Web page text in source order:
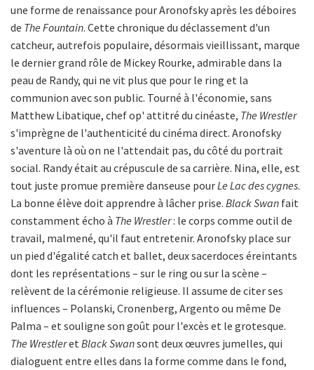
une forme de renaissance pour Aronofsky après les déboires
de The Fountain. Cette chronique du déclassement d'un
catcheur, autrefois populaire, désormais vieillissant, marque
le dernier grand rôle de Mickey Rourke, admirable dans la
peau de Randy, qui ne vit plus que pour le ring et la
communion avec son public. Tourné à l'économie, sans
Matthew Libatique, chef op' attitré du cinéaste, The Wrestler
s'imprègne de l'authenticité du cinéma direct. Aronofsky
s'aventure là où on ne l'attendait pas, du côté du portrait
social. Randy était au crépuscule de sa carrière. Nina, elle, est
tout juste promue première danseuse pourLe Lac des cygnes.
La bonne élève doit apprendre à lâcher prise. Black Swan fait
constamment écho à The Wrestler: le corps comme outil de
travail, malmené, qu'il faut entretenir. Aronofsky place sur
un pied d'égalité catch et ballet, deux sacerdoces éreintants
dont les représentations – sur le ring ou sur la scène –
relèvent de la cérémonie religieuse. Il assume de citer ses
influences – Polanski, Cronenberg, Argento ou même De
Palma – et souligne son goût pour l'excès et le grotesque.
The Wrestleret Black Swansont deux œuvres jumelles, qui
dialoguent entre elles dans la forme comme dans le fond,